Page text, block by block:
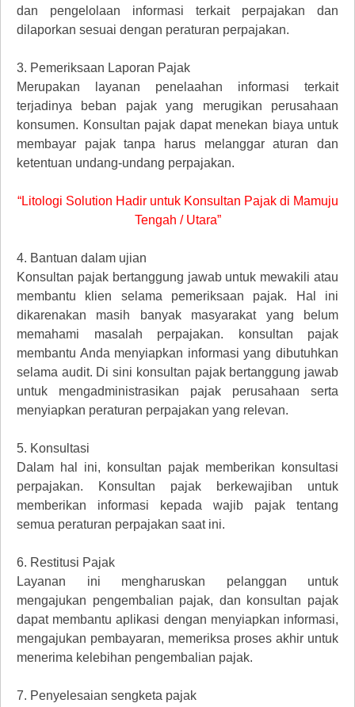
dan pengelolaan informasi terkait perpajakan dan
dilaporkan sesuai dengan peraturan perpajakan.
3. Pemeriksaan Laporan Pajak
Merupakan layanan penelaahan informasi terkait
terjadinya beban pajak yang merugikan perusahaan
konsumen. Konsultan pajak dapat menekan biaya untuk
membayar pajak tanpa harus melanggar aturan dan
ketentuan undang-undang perpajakan.
“Litologi Solution Hadir untuk Konsultan Pajak di Mamuju
Tengah / Utara”
4. Bantuan dalam ujian
Konsultan pajak bertanggung jawab untuk mewakili atau
membantu klien selama pemeriksaan pajak. Hal ini
dikarenakan masih banyak masyarakat yang belum
memahami masalah perpajakan. konsultan pajak
membantu Anda menyiapkan informasi yang dibutuhkan
selama audit. Di sini konsultan pajak bertanggung jawab
untuk mengadministrasikan pajak perusahaan serta
menyiapkan peraturan perpajakan yang relevan.
5. Konsultasi
Dalam hal ini, konsultan pajak memberikan konsultasi
perpajakan. Konsultan pajak berkewajiban untuk
memberikan informasi kepada wajib pajak tentang
semua peraturan perpajakan saat ini.
6. Restitusi Pajak
Layanan ini mengharuskan pelanggan untuk
mengajukan pengembalian pajak, dan konsultan pajak
dapat membantu aplikasi dengan menyiapkan informasi,
mengajukan pembayaran, memeriksa proses akhir untuk
menerima kelebihan pengembalian pajak.
7. Penyelesaian sengketa pajak